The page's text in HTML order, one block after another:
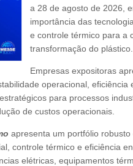
a 28 de agosto de 2026,
importância das
e controle térmico para a
transformação do plástico.
Empresas expositoras
operacional, eficiência
para processos
de custos operacionais.
apresenta um portfólio
controle térmico e eficiência
elétricas, equipamentos